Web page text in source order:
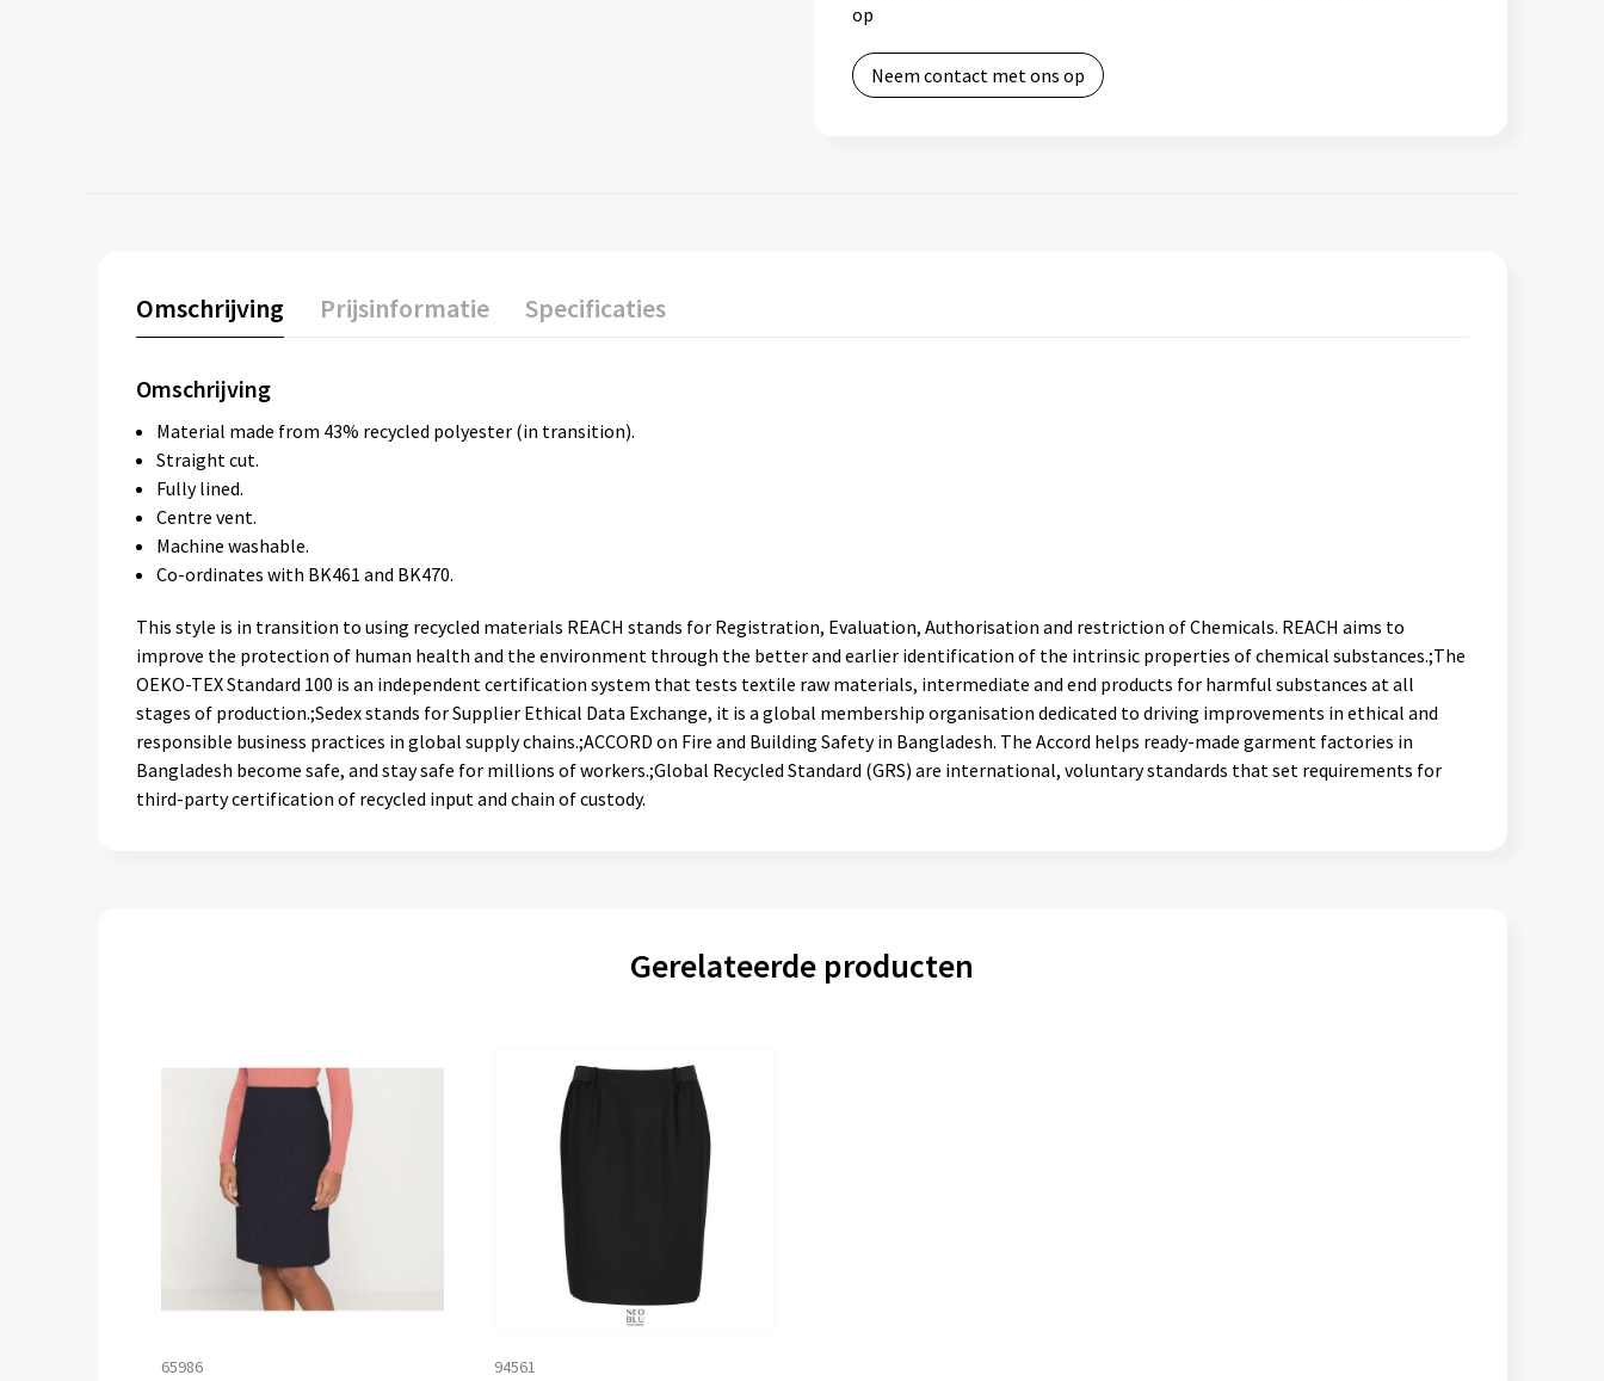
op
Neem contact met ons op
Omschrijving Prijsinformatie Specificaties
Omschrijving
Material made from 43% recycled polyester (in transition).
Straight cut.
Fully lined.
Centre vent.
Machine washable.
Co-ordinates with BK461 and BK470.
This style is in transition to using recycled materials REACH stands for Registration, Evaluation, Authorisation and restriction of Chemicals. REACH aims to
improve the protection of human health and the environment through the better and earlier identification of the intrinsic properties of chemical substances.;The
OEKO-TEX Standard 100 is an independent certification system that tests textile raw materials, intermediate and end products for harmful substances at all
stages of production.;Sedex stands for Supplier Ethical Data Exchange, it is a global membership organisation dedicated to driving improvements in ethical and
responsible business practices in global supply chains.;ACCORD on Fire and Building Safety in Bangladesh. The Accord helps ready-made garment factories in
Bangladesh become safe, and stay safe for millions of workers.;Global Recycled Standard (GRS) are international, voluntary standards that set requirements for
third-party certification of recycled input and chain of custody.
Gerelateerde producten
65986 94561